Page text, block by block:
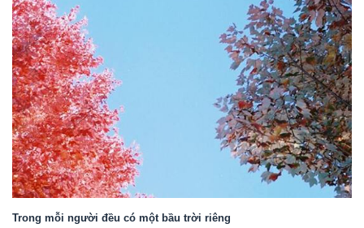
Trong mỗi người đều có một bầu trời riêng